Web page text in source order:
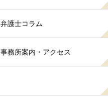
弁護士コラム
事務所案内・アクセス